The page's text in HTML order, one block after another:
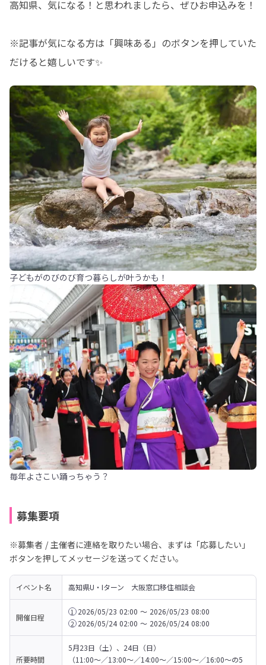
高知県、気になる！と思われましたら、ぜひお申込みを！
※記事が気になる方は「興味ある」のボタンを押していた
だけると嬉しいです✨
子どもがのびのび育つ暮らしが叶うかも！
毎年よさこい踊っちゃう？
募集要項
※募集者 / 主催者に連絡を取りたい場合、まずは「応募したい」
ボタンを押してメッセージを送ってください。
イベント名 高知県U・Iターン　大阪窓口移住相談会
開催日程
1 2026/05/23 02:00 〜 2026/05/23 08:00
2 2026/05/24 02:00 〜 2026/05/24 08:00
所要時間
5月23日（土）、24日（日）
（11:00～／13:00～／14:00～／15:00～／16:00～の5